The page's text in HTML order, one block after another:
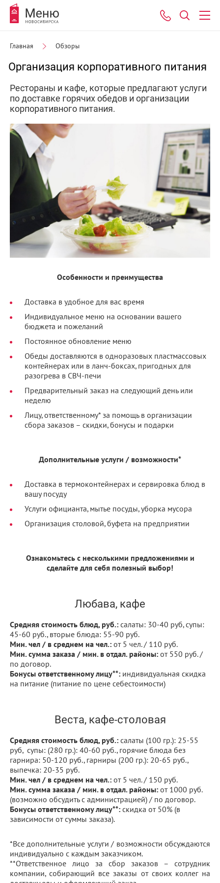
Главная Обзоры
Организация корпоративного питания
Рестораны и кафе, которые предлагают услуги
по доставке горячих обедов и организации
корпоративного питания.
Особенности и преимущества
Доставка в удобное для вас время
Индивидуальное меню на основании вашего
бюджета и пожеланий
Постоянное обновление меню
Обеды доставляются в одноразовых пластмассовых
контейнерах или в ланч-боксах, пригодных для
разогрева в СВЧ-печи
Предварительный заказ на следующий день или
неделю
Лицу, ответственному* за помощь в организации
сбора заказов – скидки, бонусы и подарки
Дополнительные услуги / возможности*
Доставка в термоконтейнерах и сервировка блюд в
вашу посуду
Услуги официанта, мытье посуды, уборка мусора
Организация столовой, буфета на предприятии
Ознакомьтесь с несколькими предложениями и
сделайте для себя полезный выбор!
Любава, кафе
Средняя стоимость блюд, руб.: салаты: 30-40 руб, супы:
45-60 руб., вторые блюда: 55-90 руб.
Мин. чел / в среднем на чел.: от 5 чел. / 110 руб.
Мин. сумма заказа / мин. в отдал. районы: от 550 руб. /
по договор.
Бонусы ответственному лицу**: индивидуальная скидка
на питание (питание по цене себестоимости)
Веста, кафе-столовая
Средняя стоимость блюд, руб.: салаты (100 гр.): 25-55
руб, супы: (280 гр.): 40-60 руб., горячие блюда без
гарнира: 50-120 руб., гарниры (200 гр.): 20-65 руб.,
выпечка: 20-35 руб.
Мин. чел / в среднем на чел.: от 5 чел. / 150 руб.
Мин. сумма заказа / мин. в отдал. районы: от 1000 руб.
(возможно обсудить с администрацией) / по договор.
Бонусы ответственному лицу**: скидка от 50% (в
зависимости от суммы заказа).
*Все дополнительные услуги / возможности обсуждаются
индивидуально с каждым заказчиком.
**Ответственное лицо за сбор заказов – сотрудник
компании, собирающий все заказы от своих коллег на